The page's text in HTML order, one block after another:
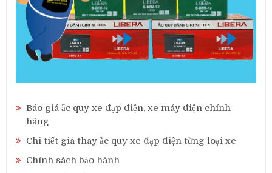
Báo giá ắc quy xe đạp điện, xe máy điện chính
hãng
Chi tiết giá thay ắc quy xe đạp điện từng loại xe
Chính sách bảo hành